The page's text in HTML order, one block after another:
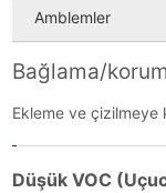
Amblemler
Bağlama/
Ekleme ve çizilmeye
Düşük VOC